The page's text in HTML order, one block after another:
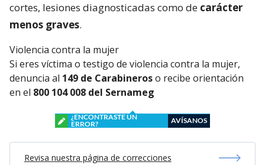
cortes, lesiones diagnosticadas como de carácter
menos graves.
Violencia contra la mujer
Si eres víctima o testigo de violencia contra la mujer,
denuncia al 149 de Carabineroso recibe orientación
en el 800 104 008 del Sernameg
¿ENCONTRASTE UN
ERROR?
AVÍSANOS
Revisa nuestra página de correcciones